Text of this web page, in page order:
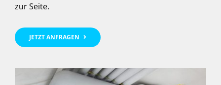
zur Seite.
JETZT ANFRAGEN